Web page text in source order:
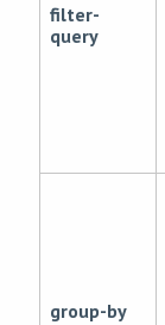
filter-
query
group-by